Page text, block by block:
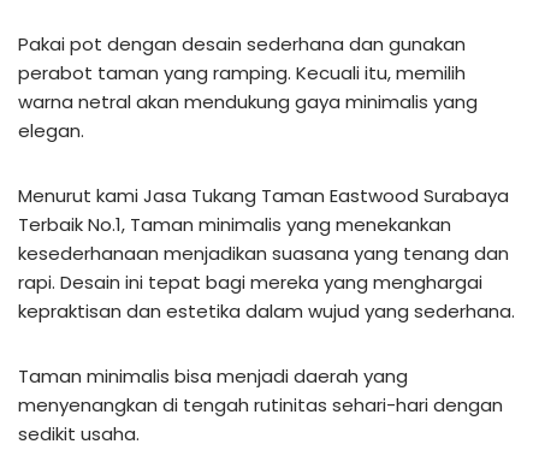
Pakai pot dengan desain sederhana dan gunakan
perabot taman yang ramping. Kecuali itu, memilih
warna netral akan mendukung gaya minimalis yang
elegan.
Menurut kami Jasa Tukang Taman Eastwood Surabaya
Terbaik No.1, Taman minimalis yang menekankan
kesederhanaan menjadikan suasana yang tenang dan
rapi. Desain ini tepat bagi mereka yang menghargai
kepraktisan dan estetika dalam wujud yang sederhana.
Taman minimalis bisa menjadi daerah yang
menyenangkan di tengah rutinitas sehari-hari dengan
sedikit usaha.